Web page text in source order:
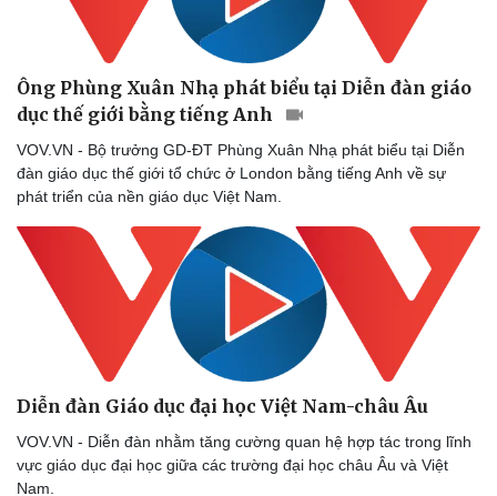
Ông Phùng Xuân Nhạ phát biểu tại Diễn đàn giáo
dục thế giới bằng tiếng Anh
VOV.VN - Bộ trưởng GD-ĐT Phùng Xuân Nhạ phát biểu tại Diễn
đàn giáo dục thế giới tổ chức ở London bằng tiếng Anh về sự
phát triển của nền giáo dục Việt Nam.
Diễn đàn Giáo dục đại học Việt Nam-châu Âu
VOV.VN - Diễn đàn nhằm tăng cường quan hệ hợp tác trong lĩnh
vực giáo dục đại học giữa các trường đại học châu Âu và Việt
Nam.